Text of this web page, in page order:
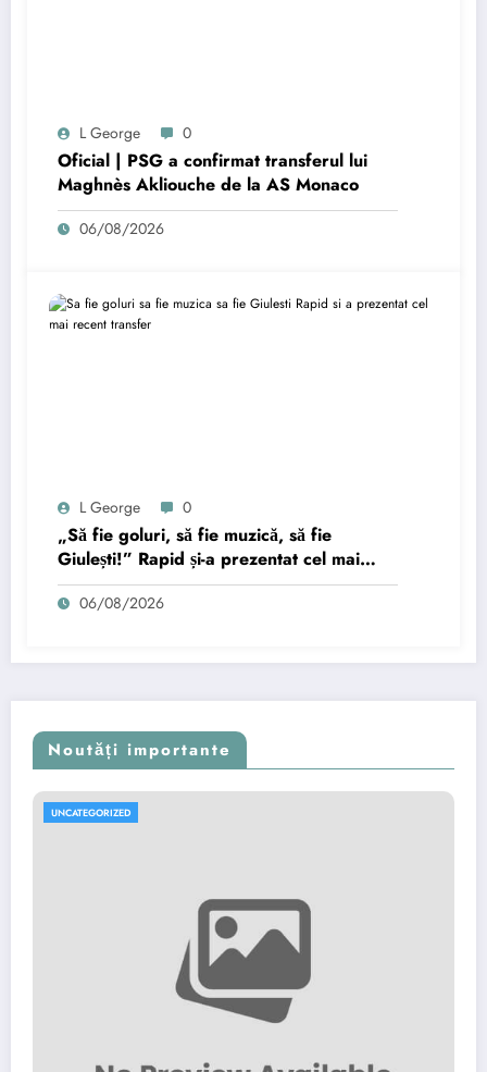
L George 0
Oficial | PSG a confirmat transferul lui
Maghnès Akliouche de la AS Monaco
06/08/2026
L George 0
„Să fie goluri, să fie muzică, să fie
Giulești!” Rapid și-a prezentat cel mai
recent transfer.
06/08/2026
Noutăți importante
UNCATEGORIZED